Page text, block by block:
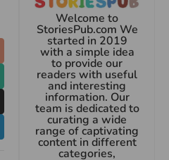
Welcome to
StoriesPub.com We
started in 2019
with a simple idea
to provide our
readers with useful
and interesting
information. Our
team is dedicated to
curating a wide
range of captivating
content in different
categories,